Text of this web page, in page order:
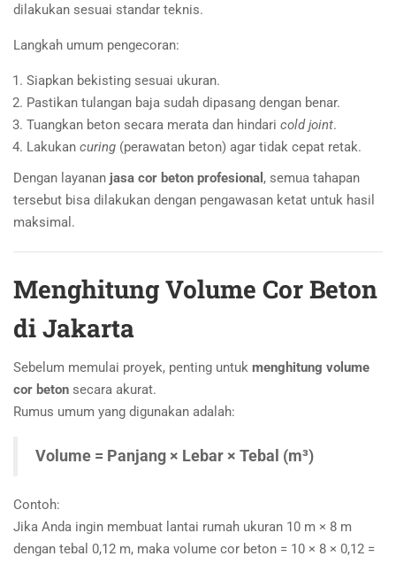
dilakukan sesuai standar teknis.
Langkah umum pengecoran:
Siapkan bekisting sesuai ukuran.
Pastikan tulangan baja sudah dipasang dengan benar.
Tuangkan beton secara merata dan hindari cold joint.
Lakukan curing (perawatan beton) agar tidak cepat retak.
Dengan layanan jasa cor beton profesional , semua tahapan
tersebut bisa dilakukan dengan pengawasan ketat untuk hasil
maksimal.
Menghitung Volume Cor Beton
di Jakarta
Sebelum memulai proyek, penting untuk menghitung volume
cor beton secara akurat.
Rumus umum yang digunakan adalah:
Volume = Panjang × Lebar × Tebal (m³)
Contoh:
Jika Anda ingin membuat lantai rumah ukuran 10 m × 8 m
dengan tebal 0,12 m, maka volume cor beton = 10 × 8 × 0,12 =